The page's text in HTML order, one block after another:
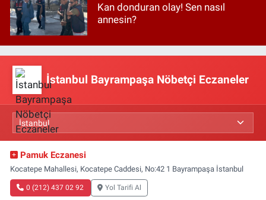
Kan donduran olay! Sen nasıl
annesin?
İstanbul Bayrampaşa Nöbetçi Eczaneler
Pamuk Eczanesi
Kocatepe Mahallesi, Kocatepe Caddesi, No:42 1 Bayrampaşa İstanbul
0 (212) 437 02 92 Yol Tarifi Al